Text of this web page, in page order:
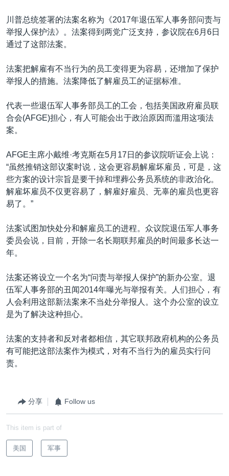
川普总统签署的法案名称为《2017年退伍军人事务部问责与
举报人保护法》。法案得到两党广泛支持，参议院在6月6日
通过了这部法案。
法案把解雇有不当行为的员工变得更为容易，还增加了保护
举报人的措施。法案降低了解雇员工的证据标准。
代表一些退伍军人事务部员工的工会，包括美国政府雇员联
合会(AFGE)担心，有人可能会出于政治原因而滥用这项法
案。
AFGE主席小戴维·考克斯在5月17日的参议院听证会上说：
“虽然推销这部议案时说，这会更容易解雇坏雇员，可是，这
些方案的设计宗旨是要干掉和埋葬公务员系统的非政治化。
解雇坏雇员不仅更容易了，解雇好雇员、无辜的雇员也更容
易了。”
法案试图加快处分和解雇员工的进程。众议院退伍军人事务
委员会说，目前，开除一名长期联邦雇员的时间最多长达一
年。
法案还将设立一个名为“问责与举报人保护”的新办公室。退
伍军人事务部的丑闻2014年曝光与举报有关。人们担心，有
人会利用这部新法案来不当处分举报人。这个办公室的设立
是为了解决这种担心。
法案的支持者和反对者都相信，其它联邦政府机构的公务员
有可能把这部法案作为模式，对有不当行为的雇员实行问
责。
分享 Follow us
This item is part of
美国 军事